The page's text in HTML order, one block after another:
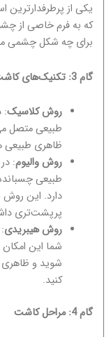
یکی از
که به فرم خاصی از
برای چه شکل چشمی
گام 3: تکنیک‌های کاشت
روش کلاسیک:
طبیعی متصل
ظاهری طبیعی
روش والیوم:
طبیعی
دارد. این روش
پرپشت‌تری
روش هیبریدی
شما این
شوید و
کنید.
گام 4: مراحل کاشت